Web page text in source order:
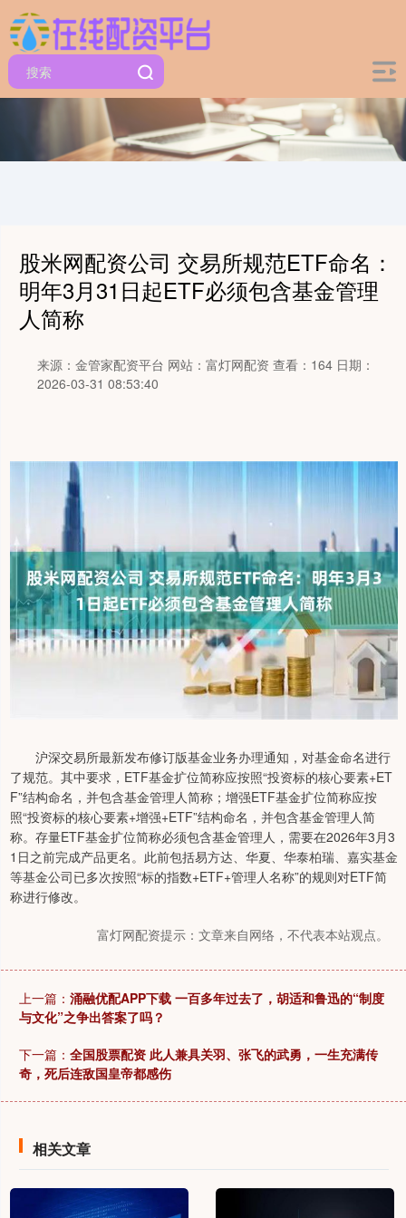
股米网配资公司 交易所规范ETF命名：
明年3月31日起ETF必须包含基金管理
人简称
来源：金管家配资平台 网站：富灯网配资 查看：164 日期：
2026-03-31 08:53:40
沪深交易所最新发布修订版基金业务办理通知，对基金命名进行
了规范。其中要求，ETF基金扩位简称应按照“投资标的核心要素+ET
F”结构命名，并包含基金管理人简称；增强ETF基金扩位简称应按
照“投资标的核心要素+增强+ETF”结构命名，并包含基金管理人简
称。存量ETF基金扩位简称必须包含基金管理人，需要在2026年3月3
1日之前完成产品更名。此前包括易方达、华夏、华泰柏瑞、嘉实基金
等基金公司已多次按照“标的指数+ETF+管理人名称”的规则对ETF简
称进行修改。
富灯网配资提示：文章来自网络，不代表本站观点。
上一篇： 涌融优配APP下载 一百多年过去了，胡适和鲁迅的“制度
与文化”之争出答案了吗？
下一篇： 全国股票配资 此人兼具关羽、张飞的武勇，一生充满传
奇，死后连敌国皇帝都感伤
相关文章